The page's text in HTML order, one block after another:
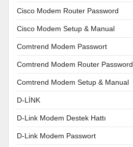
Cisco Modem Router Password
Cisco Modem Setup & Manual
Comtrend Modem Passwort
Comtrend Modem Router Password
Comtrend Modem Setup & Manual
D-LİNK
D-Link Modem Destek Hattı
D-Link Modem Passwort